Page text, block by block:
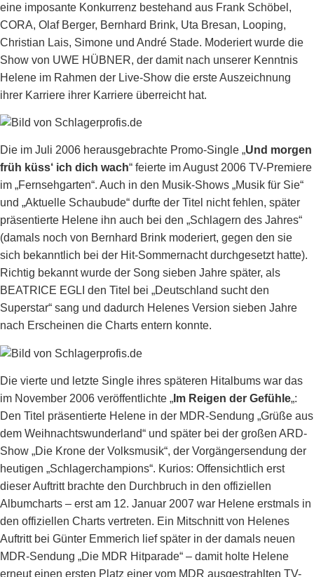
eine imposante Konkurrenz bestehand aus Frank Schöbel,
CORA, Olaf Berger, Bernhard Brink, Uta Bresan, Looping,
Christian Lais, Simone und André Stade. Moderiert wurde die
Show von UWE HÜBNER, der damit nach unserer Kenntnis
Helene im Rahmen der Live-Show die erste Auszeichnung
ihrer Karriere ihrer Karriere überreicht hat.
Die im Juli 2006 herausgebrachte Promo-Single „Und morgen
früh küss‘ ich dich wach“ feierte im August 2006 TV-Premiere
im „Fernsehgarten“. Auch in den Musik-Shows „Musik für Sie“
und „Aktuelle Schaubude“ durfte der Titel nicht fehlen, später
präsentierte Helene ihn auch bei den „Schlagern des Jahres“
(damals noch von Bernhard Brink moderiert, gegen den sie
sich bekanntlich bei der Hit-Sommernacht durchgesetzt hatte).
Richtig bekannt wurde der Song sieben Jahre später, als
BEATRICE EGLI den Titel bei „Deutschland sucht den
Superstar“ sang und dadurch Helenes Version sieben Jahre
nach Erscheinen die Charts entern konnte.
Die vierte und letzte Single ihres späteren Hitalbums war das
im November 2006 veröffentlichte „ Im Reigen der Gefühle„:
Den Titel präsentierte Helene in der MDR-Sendung „Grüße aus
dem Weihnachtswunderland“ und später bei der großen ARD-
Show „Die Krone der Volksmusik“, der Vorgängersendung der
heutigen „Schlagerchampions“. Kurios: Offensichtlich erst
dieser Auftritt brachte den Durchbruch in den offiziellen
Albumcharts – erst am 12. Januar 2007 war Helene erstmals in
den offiziellen Charts vertreten. Ein Mitschnitt von Helenes
Auftritt bei Günter Emmerich lief später in der damals neuen
MDR-Sendung „Die MDR Hitparade“ – damit holte Helene
erneut einen ersten Platz einer vom MDR ausgestrahlten TV-